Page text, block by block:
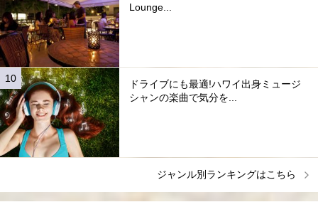
Lounge...
ドライブにも最適!ハワイ出身ミュージ
シャンの楽曲で気分を...
ジャンル別ランキングはこちら